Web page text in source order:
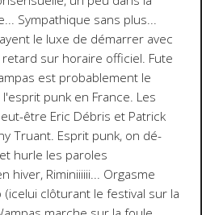
Sympathique sans plus...
le luxe de démarrer avec
sur horaire officiel. Fute
est probablement le
punk en France. Les
être Eric Débris et Patrick
Truant. Esprit punk, on dé-
hurle les paroles
hiver, Riminiiiiii... Orgasme
clôturant le festival sur la